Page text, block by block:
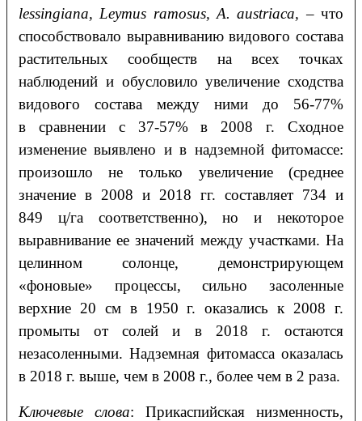
lessingiаnа, Leymus rаmosus, А. аustriаcа, – что
способствовало выравниванию видового состава
растительных сообществ на всех точках
наблюдений и обусловило увеличение сходства
видового состава между ними до 56-77%
в сравнении с 37-57% в 2008 г. Сходное
изменение выявлено и в надземной фитомассе:
произошло не только увеличение (среднее
значение в 2008 и 2018 гг. составляет 734 и
849 ц/га соответственно), но и некоторое
выравнивание ее значений между участками. На
целинном солонце, демонстрирующем
«фоновые» процессы, сильно засоленные
верхние 20 см в 1950 г. оказались к 2008 г.
промыты от солей и в 2018 г. остаются
незасоленными. Надземная фитомасса оказалась
в 2018 г. выше, чем в 2008 г., более чем в 2 раза.
Ключевые слова: Прикаспийская низменность,